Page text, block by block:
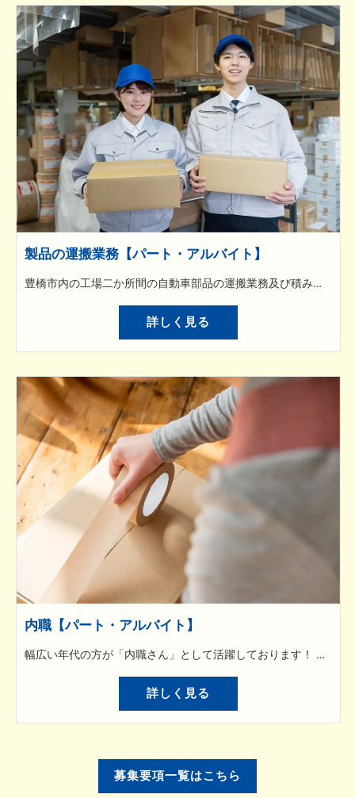
製品の運搬業務【パート・アルバイト】
豊橋市内の工場二か所間の自動車部品の運搬業務及び積み下ろし業務です。 プラスチック製品の取り扱いが主流のため、1箱辺りの重量は軽いものが多いです。 自動車部品が入ったケースなどをハイエースに敷き詰め、取引先営業所へ運搬を行います。運搬先では営業所の作業ルールに従い、納品・受取作業を行っていただきます。
詳しく見る
内職【パート・アルバイト】
幅広い年代の方が「内職さん」として活躍しております！ それぞれの作業にマニュアルを用意しており、初めての方でもわかりやすく説明いたしますので安心して作業に取り組めます。 頑張った分だけ収入となりますので、副業や主婦の方にもぴったりです。 【選別・検査業務】 製造された商品に、傷や加工ミスはないか目視で確認する作業および検具/専用工具を使用し規格外品を除去する作業です。 【組立業務】 個々に支給された部品を決められた設備で組み合わせ、1つの商品に仕上げる作業です。
詳しく見る
募集要項一覧はこちら